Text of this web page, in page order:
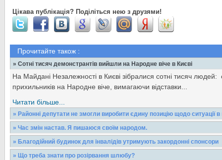
Цікава публікація? Поділіться нею з друзями!
Прочитайте також :
» Сотні тисяч демонстрантів вийшли на Народне віче в Києві
На Майдані Незалежності в Києві зібралися сотні тисяч людей:
прихильників на Народне віче, вимагаючи відставки...
Читати більше...
» Районні депутати не змогли виробити єдину позицію щодо ситуації в
5 грудня 2013 року була скликана позачергова сесія
головною метою було обговорити...
Читати більше...
» Час змін настав. Я пишаюся своїм народом.
Суспільство живе не тільки за вимогою часу, а й керуючись
зумовлюють наш принцип буття.Але між кількістю...
» Благодійний будинок для інвалідів утримують закордонні спонсори
Нуль гривень платять батьки за перебування в благодійному
» Що треба знати про розірвання шлюбу?